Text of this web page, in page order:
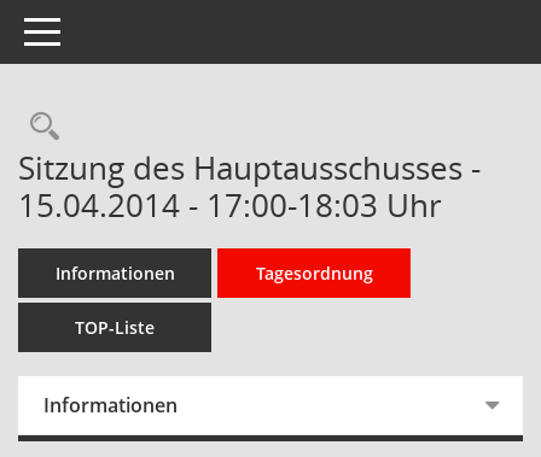
Toggle navigation
Rechercheauswahl
Sitzung des Hauptausschusses -
15.04.2014 - 17:00-18:03 Uhr
Informationen Tagesordnung
TOP-Liste
Informationen